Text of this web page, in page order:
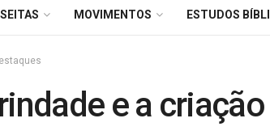
SEITAS MOVIMENTOS ESTUDOS
e a criação